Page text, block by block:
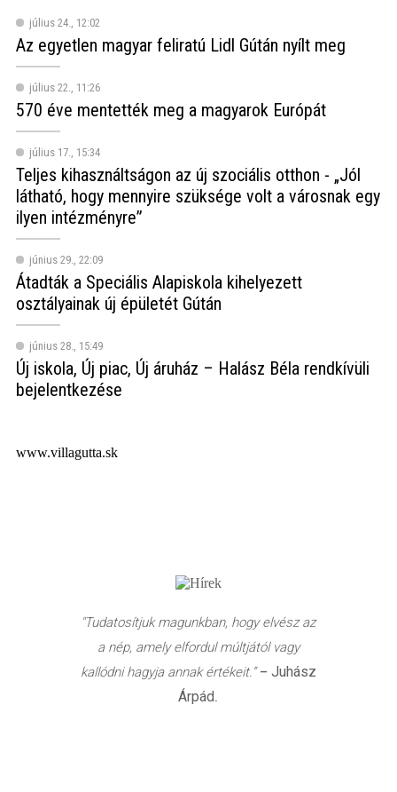
július 24., 12:02
Az egyetlen magyar feliratú Lidl Gútán nyílt meg
július 22., 11:26
570 éve mentették meg a magyarok Európát
július 17., 15:34
Teljes kihasználtságon az új szociális otthon - „Jól
látható, hogy mennyire szüksége volt a városnak egy
ilyen intézményre”
június 29., 22:09
Átadták a Speciális Alapiskola kihelyezett
osztályainak új épületét Gútán
június 28., 15:49
Új iskola, Új piac, Új áruház – Halász Béla rendkívüli
bejelentkezése
www.villagutta.sk
"Tudatosítjuk magunkban, hogy elvész az
a nép, amely elfordul múltjától vagy
kallódni hagyja annak értékeit.”– Juhász
Árpád.